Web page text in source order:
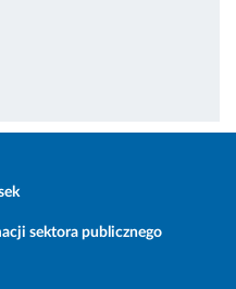
sektora publicznego